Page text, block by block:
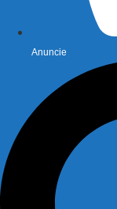
Anuncie